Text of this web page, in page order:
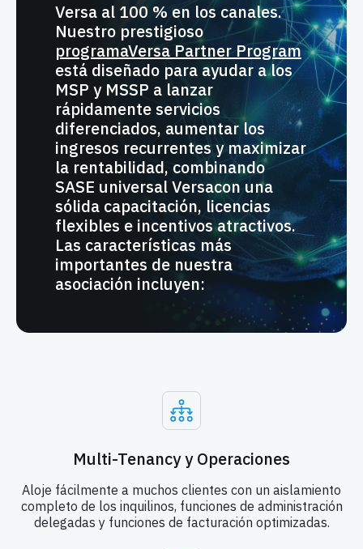
Versa al 100 % en los canales.
Nuestro prestigioso
programaVersa Partner Program
está diseñado para ayudar a los
MSP y MSSP a lanzar
rápidamente servicios
diferenciados, aumentar los
ingresos recurrentes y maximizar
la rentabilidad, combinando
SASE universal Versacon una
sólida capacitación, licencias
flexibles e incentivos atractivos.
Las características más
importantes de nuestra
asociación incluyen:
Multi-Tenancy y Operaciones
Aloje fácilmente a muchos clientes con un aislamiento
completo de los inquilinos, funciones de administración
delegadas y funciones de facturación optimizadas.